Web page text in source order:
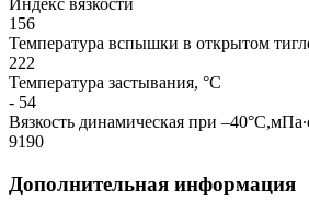
Индекс вязкости
156
Температура вспышки в открытом
222
Температура застывания, °C
- 54
Вязкость динамическая при
9190
Дополнительная информация